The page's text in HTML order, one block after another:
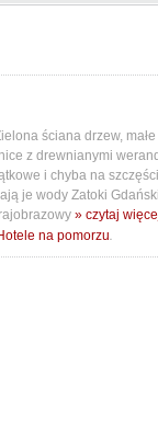
ściana drzew,
z drewnianymi
i chyba na
je wody Zatoki
» czytaj
na pomorzu